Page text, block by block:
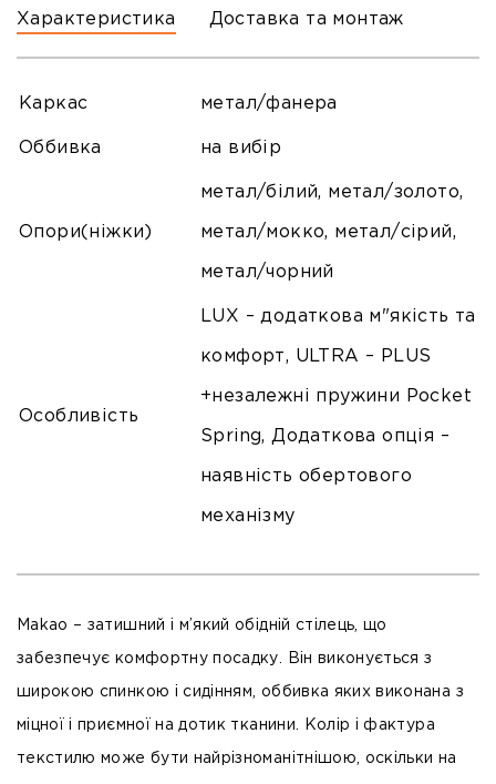
Характеристика Доставка та монтаж
Каркас метал/фанера
Оббивка на вибір
Опори(ніжки)
метал/білий, метал/золото,
метал/мокко, метал/сірий,
метал/чорний
Особливість
LUX – додаткова м"якість та
комфорт, ULTRA – PLUS
+незалежні пружини Pocket
Spring, Додаткова опція –
наявність обертового
механізму
Makao – затишний і м’який обідній стілець, що
забезпечує комфортну посадку. Він виконується з
широкою спинкою і сидінням, оббивка яких виконана з
міцної і приємної на дотик тканини. Колір і фактура
текстилю може бути найрізноманітнішою, оскільки на